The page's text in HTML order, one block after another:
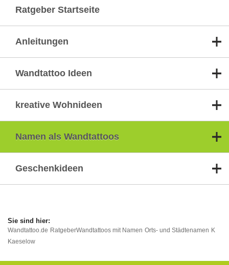
Ratgeber Startseite
Anleitungen
Wandtattoo Ideen
kreative Wohnideen
Namen als Wandtattoos
Geschenkideen
Wandtattoo.de RatgeberWandtattoos mit Namen Orts- und Städtenamen K
Kaeselow